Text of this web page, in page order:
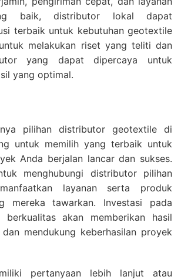
baik, distributor lokal dapat
terbaik untuk kebutuhan geotextile
melakukan riset yang teliti dan
yang dapat dipercaya untuk
yang optimal.
pilihan distributor geotextile di
untuk memilih yang terbaik untuk
Anda berjalan lancar dan sukses.
menghubungi distributor pilihan
layanan serta produk
mereka tawarkan. Investasi pada
akan memberikan hasil
mendukung keberhasilan proyek
pertanyaan lebih lanjut atau